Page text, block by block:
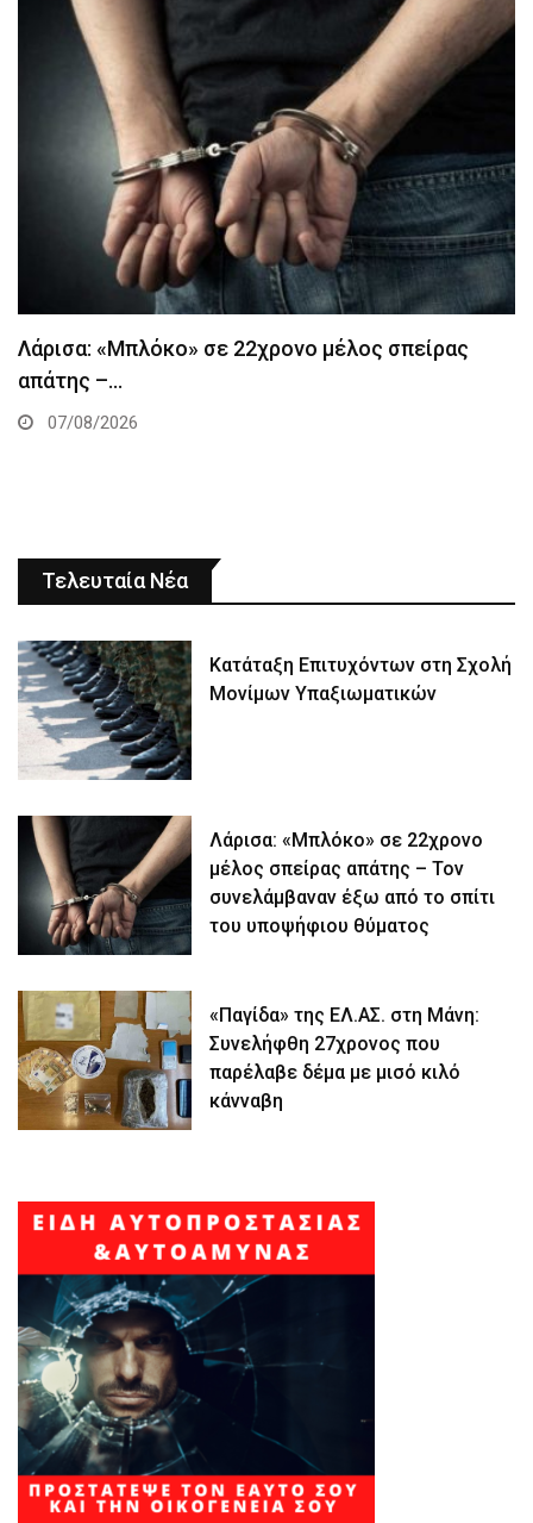
Λάρισα: «Μπλόκο» σε 22χρονο μέλος σπείρας
απάτης –…
07/08/2026
Τελευταία Νέα
Κατάταξη Επιτυχόντων στη Σχολή
Μονίμων Υπαξιωματικών
Λάρισα: «Μπλόκο» σε 22χρονο
μέλος σπείρας απάτης – Τον
συνελάμβαναν έξω από το σπίτι
του υποψήφιου θύματος
«Παγίδα» της ΕΛ.ΑΣ. στη Μάνη:
Συνελήφθη 27χρονος που
παρέλαβε δέμα με μισό κιλό
κάνναβη